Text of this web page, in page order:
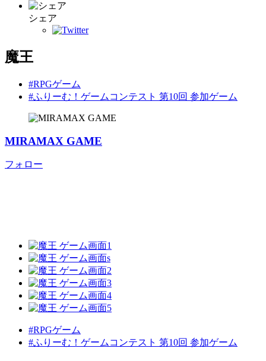
シェア
魔王
#RPGゲーム
#ふりーむ！ゲームコンテスト 第10回 参加ゲーム
MIRAMAX GAME
フォロー
#RPGゲーム
#ふりーむ！ゲームコンテスト 第10回 参加ゲーム